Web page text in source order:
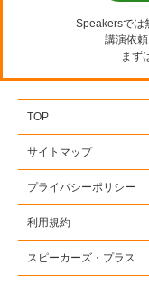
Speakersでは
講演依
まず
TOP
サイトマップ
プライバシーポリシー
利用規約
スピーカーズ・プラス